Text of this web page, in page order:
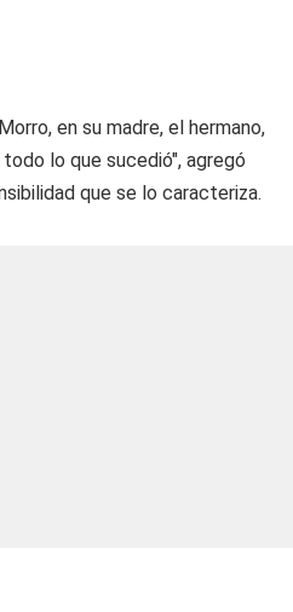
en su madre, el hermano,
lo que sucedió", agregó
que se lo caracteriza.